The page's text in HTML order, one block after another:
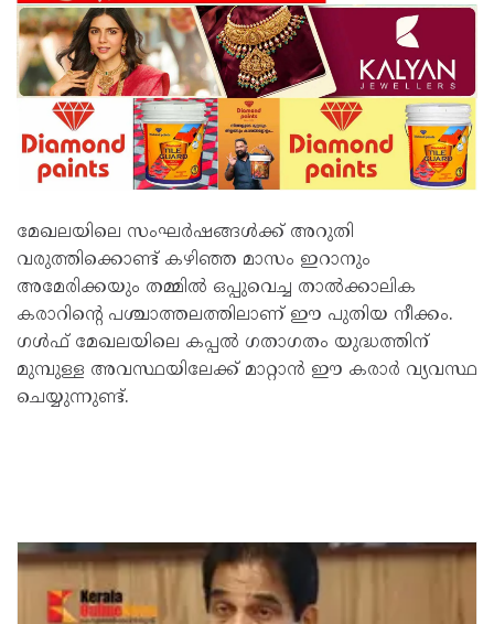
മേഖലയിലെ സംഘര്‍ഷങ്ങള്‍ക്ക് അറുതി
വരുത്തിക്കൊണ്ട് കഴിഞ്ഞ മാസം ഇറാനും
അമേരിക്കയും തമ്മില്‍ ഒപ്പുവെച്ച താല്‍ക്കാലിക
കരാറിന്റെ പശ്ചാത്തലത്തിലാണ് ഈ പുതിയ നീക്കം.
ഗള്‍ഫ് മേഖലയിലെ കപ്പല്‍ ഗതാഗതം യുദ്ധത്തിന്
മുമ്പുള്ള അവസ്ഥയിലേക്ക് മാറ്റാന്‍ ഈ കരാര്‍ വ്യവസ്ഥ
ചെയ്യുന്നുണ്ട്.